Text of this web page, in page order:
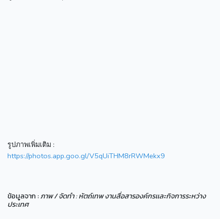
รูปภาพเพิ่มเติม :
https://photos.app.goo.gl/V5qUiTHM8rRWMekx9
ข้อมูลจาก :ภาพ / จัดทำ : หัตถ์เทพ งานสื่อสารองค์กรเเละกิจการระหว่าง
ประเทศ